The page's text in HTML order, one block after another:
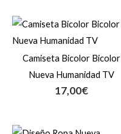
Camiseta Bicolor Bicolor
Nueva Humanidad TV
17,00€